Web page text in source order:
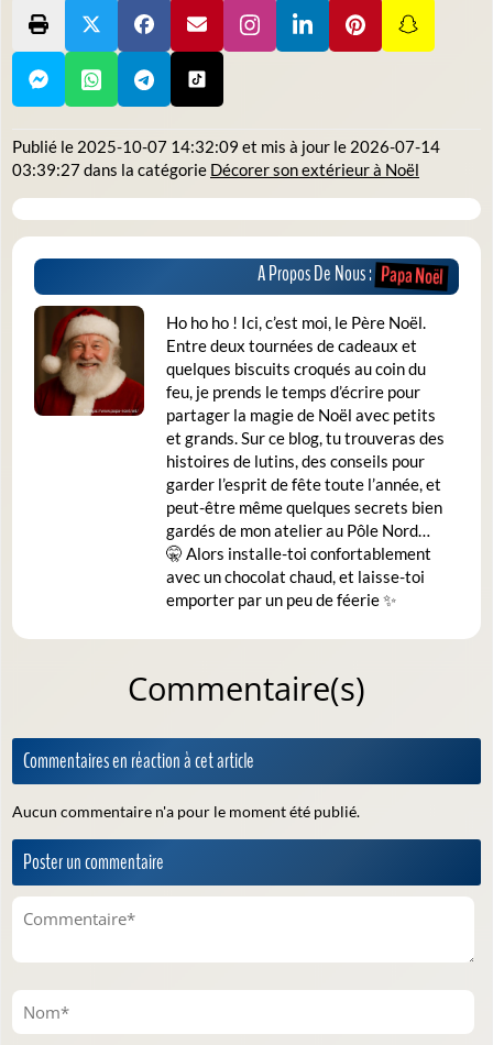
Publié le 2025-10-07 14:32:09 et mis à jour le 2026-07-14
03:39:27dans la catégorie Décorer son extérieur à Noël
A Propos De Nous :Papa Noël
Ho ho ho ! Ici, c’est moi, le Père Noël.
Entre deux tournées de cadeaux et
quelques biscuits croqués au coin du
feu, je prends le temps d’écrire pour
partager la magie de Noël avec petits
et grands. Sur ce blog, tu trouveras des
histoires de lutins, des conseils pour
garder l’esprit de fête toute l’année, et
peut-être même quelques secrets bien
gardés de mon atelier au Pôle Nord…
🤫 Alors installe-toi confortablement
avec un chocolat chaud, et laisse-toi
emporter par un peu de féerie ✨
Commentaire(s)
Commentaires en réaction à cet article
Aucun commentaire n'a pour le moment été publié.
Poster un commentaire